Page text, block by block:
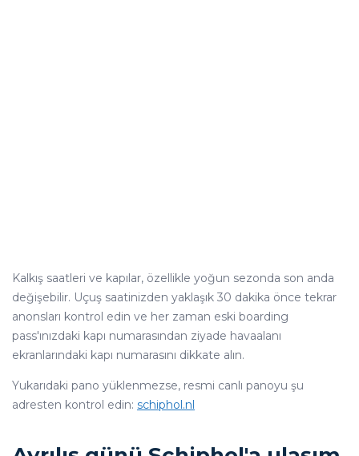
Kalkış saatleri ve kapılar, özellikle yoğun sezonda son anda
değişebilir. Uçuş saatinizden yaklaşık 30 dakika önce tekrar
anonsları kontrol edin ve her zaman eski boarding
pass'ınızdaki kapı numarasından ziyade havaalanı
ekranlarındaki kapı numarasını dikkate alın.
Yukarıdaki pano yüklenmezse, resmi canlı panoyu şu
adresten kontrol edin: schiphol.nl